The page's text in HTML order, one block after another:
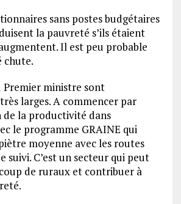
sans postes budgétaires
la pauvreté s’ils étaient
Il est peu probable
chute.
Premier ministre sont
larges. A commencer par
de la productivité dans
le programme GRAINE qui
moyenne avec les routes
suivi. C’est un secteur qui peut
de ruraux et contribuer à